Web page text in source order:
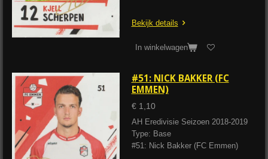
Bekijk details
In winkelwagen
#51: NICK BAKKER (FC
EMMEN)
€ 1,10
AH Eredivisie Seizoen 2018-2019
Type: Base
#51: Nick Bakker (FC Emmen)